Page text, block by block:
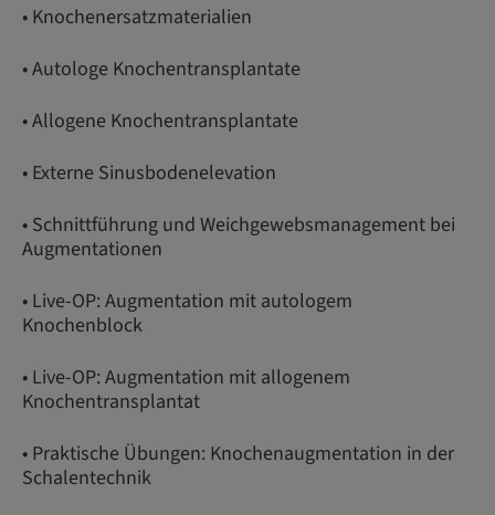
• Knochenersatzmaterialien
• Autologe Knochentransplantate
• Allogene Knochentransplantate
• Externe Sinusbodenelevation
• Schnittführung und Weichgewebsmanagement bei
Augmentationen
• Live-OP: Augmentation mit autologem
Knochenblock
• Live-OP: Augmentation mit allogenem
Knochentransplantat
• Praktische Übungen: Knochenaugmentation in der
Schalentechnik